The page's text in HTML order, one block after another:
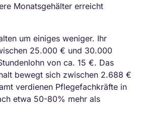
Monatsgehälter erreicht
um einiges weniger. Ihr
25.000 € und 30.000
von ca. 15 €. Das
bewegt sich zwischen 2.688 €
verdienen Pflegefachkräfte in
etwa 50-80% mehr als